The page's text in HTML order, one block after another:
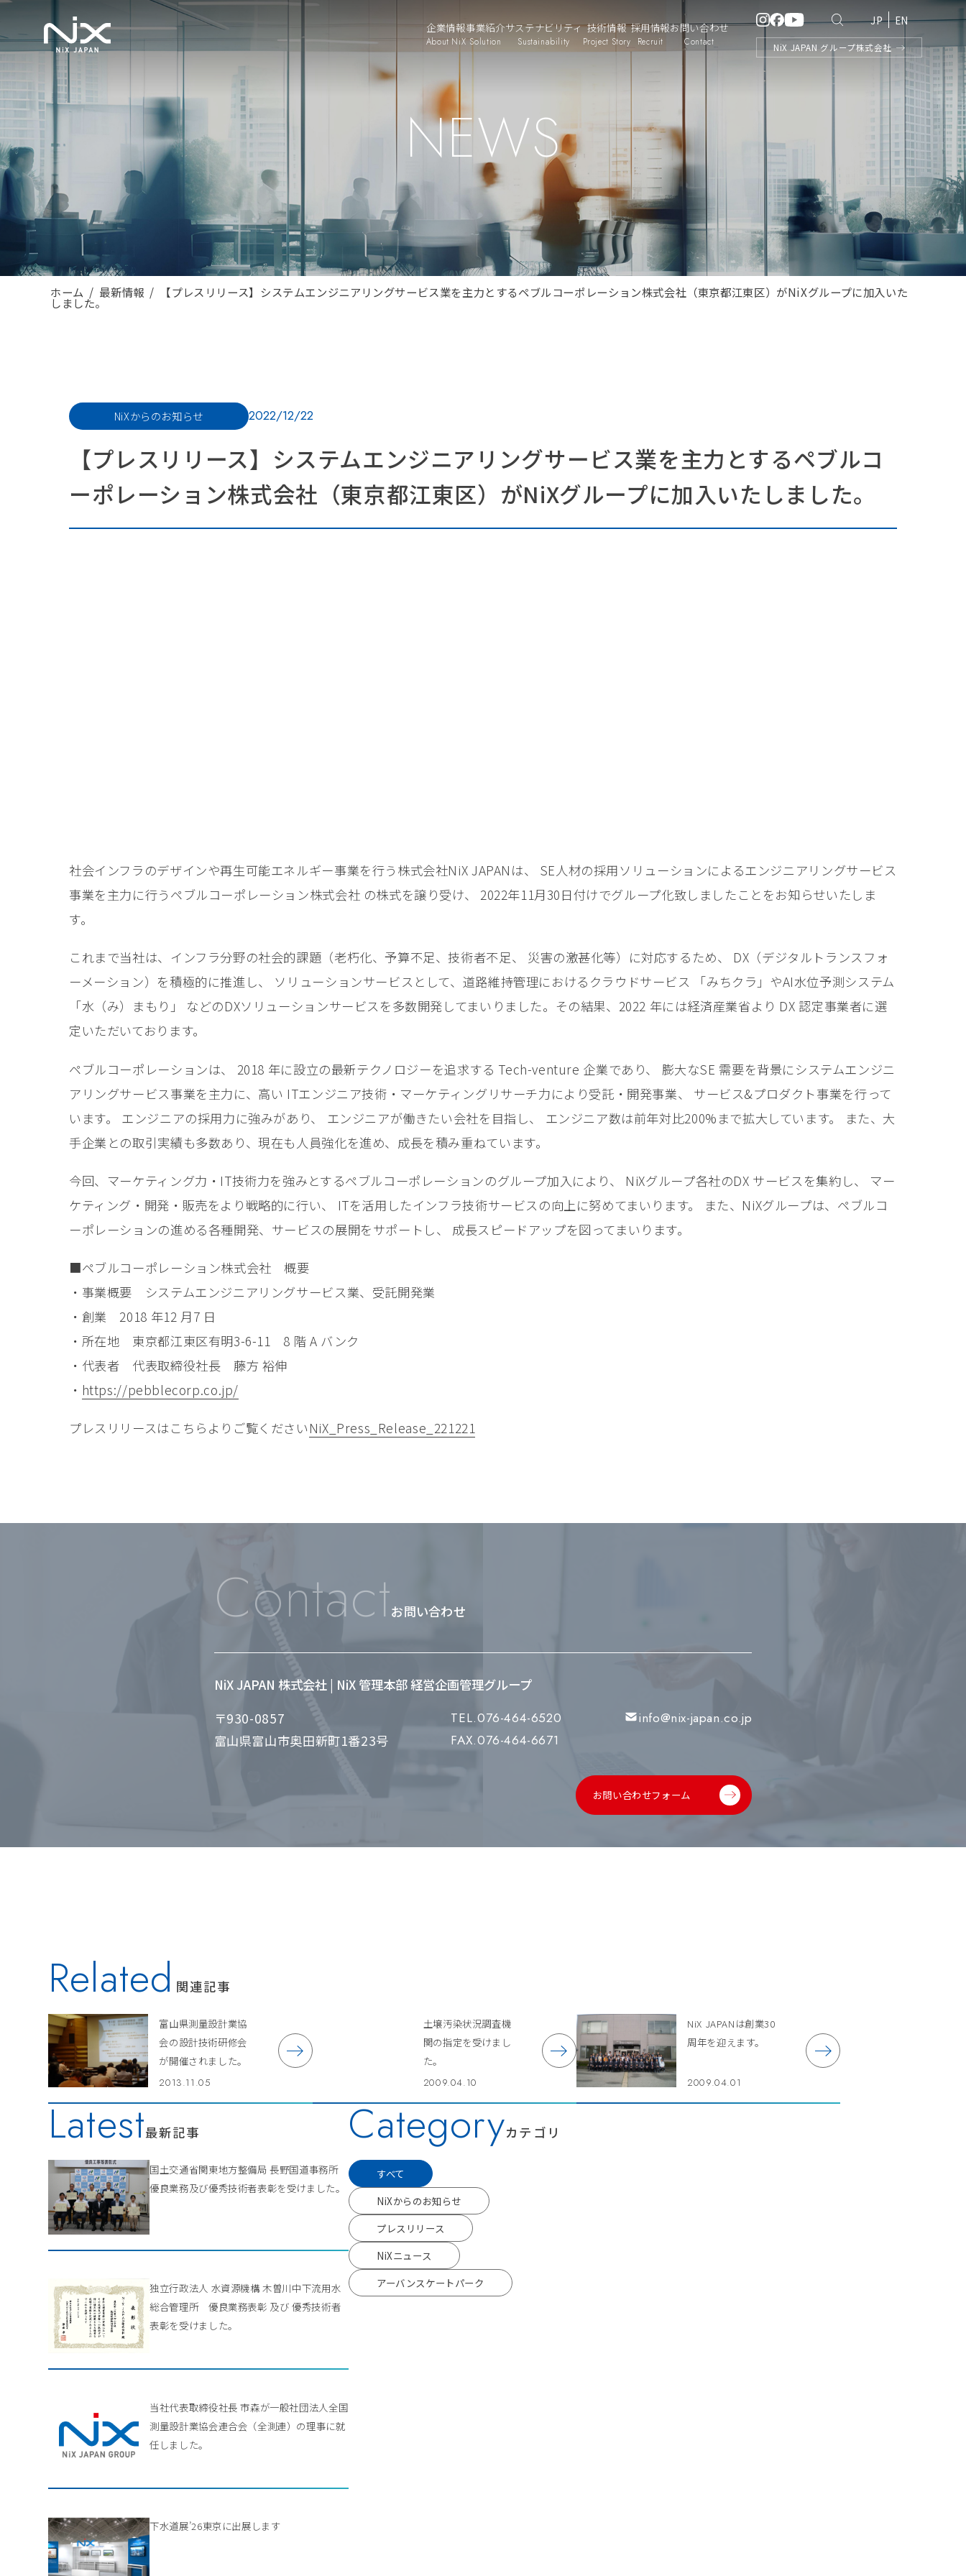
企業情報
About NiX
事業紹介
Solution
サステナビリティ
Sustainability
技術情報
Project Story
採用情報
Recruit
お問い合わせ
Contact
EN
JP
NiX JAPAN グループ株式会社
NEWS
ホーム 最新情報 【プレスリリース】システムエンジニアリングサービス業を主力とするペブルコーポレーション株式会社（東京都江東区）がNiXグループに加入いた
しました。
NiXからのお知らせ 2022/12/22
【プレスリリース】システムエンジニアリングサービス業を主力とするペブルコ
ーポレーション株式会社（東京都江東区）がNiXグループに加入いたしました。
社会インフラのデザインや再⽣可能エネルギー事業を⾏う株式会社NiX JAPANは、 SE⼈材の採⽤ソリューションによるエンジニアリングサービス
事業を主⼒に⾏うペブルコーポレーション株式会社 の株式を譲り受け、 2022年11⽉30⽇付けでグループ化致しましたことをお知らせいたしま
す。
これまで当社は、インフラ分野の社会的課題（⽼朽化、予算不⾜、技術者不⾜、 災害の激甚化等）に対応するため、 DX（デジタルトランスフォ
ーメーション）を積極的に推進し、 ソリューションサービスとして、道路維持管理におけるクラウドサービス 「みちクラ」やAI⽔位予測システム
「⽔（み）まもり」 などのDXソリューションサービスを多数開発してまいりました。その結果、2022 年には経済産業省より DX 認定事業者に選
定いただいております。
ペブルコーポレーションは、 2018 年に設⽴の最新テクノロジーを追求する Tech-venture 企業であり、 膨⼤なSE 需要を背景にシステムエンジニ
アリングサービス事業を主⼒に、⾼い ITエンジニア技術・マーケティングリサーチ⼒により受託・開発事業、 サービス&プロダクト事業を⾏って
います。 エンジニアの採⽤⼒に強みがあり、 エンジニアが働きたい会社を⽬指し、 エンジニア数は前年対⽐200%まで拡⼤しています。 また、⼤
⼿企業との取引実績も多数あり、現在も⼈員強化を進め、成⻑を積み重ねています。
今回、マーケティング⼒・IT技術⼒を強みとするペブルコーポレーションのグループ加⼊により、 NiXグループ各社のDX サービスを集約し、 マー
ケティング・開発・販売をより戦略的に⾏い、 ITを活⽤したインフラ技術サービスの向上に努めてまいります。 また、NiXグループは、ペブルコ
ーポレーションの進める各種開発、サービスの展開をサポートし、 成⻑スピードアップを図ってまいります。
■ペブルコーポレーション株式会社 概要
・事業概要 システムエンジニアリングサービス業、受託開発業
・創業 2018 年12 ⽉7 ⽇
・所在地 東京都江東区有明3-6-11 8 階 A バンク
・代表者 代表取締役社⻑ 藤⽅ 裕伸
・ https://pebblecorp.co.jp/
プレスリリースはこちらよりご覧くださいNiX_Press_Release_221221
Contactお問い合わせ
NiX JAPAN 株式会社 | NiX 管理本部 経営企画管理グループ
〒930-0857
富山県富山市奥田新町1番23号
TEL.076-464-6520
FAX.076-464-6671
info@nix-japan.co.jp
お問い合わせフォーム
Related 関連記事
富山県測量設計業協
会の設計技術研修会
が開催されました。
2013.11.05
土壌汚染状況調査機
関の指定を受けまし
た。
2009.04.10
NiX JAPANは創業30
周年を迎えます。
2009.04.01
Latest最新記事
国土交通省関東地方整備局 長野国道事務所
優良業務及び優秀技術者表彰を受けました。
独立行政法人 水資源機構 木曽川中下流用水
総合管理所 優良業務表彰 及び 優秀技術者
表彰を受けました。
当社代表取締役社長 市森が一般社団法人全国
測量設計業協会連合会（全測連）の理事に就
任しました。
下水道展’26東京に出展します
Categoryカテゴリ
すべて
NiXからのお知らせ
プレスリリース
NiXニュース
アーバンスケートパーク